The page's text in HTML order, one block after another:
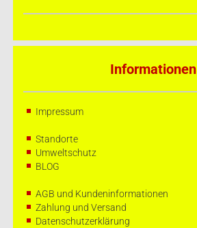
Informationen
Impressum
Standorte
Umweltschutz
BLOG
AGB und Kundeninformationen
Zahlung und Versand
Datenschutzerklärung